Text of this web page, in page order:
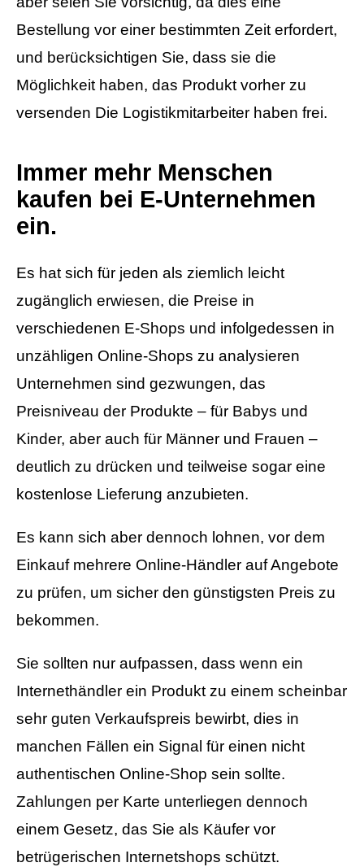
Bestellung vor einer bestimmten Zeit erfordert,
und berücksichtigen Sie, dass sie die
Möglichkeit haben, das Produkt vorher zu
versenden Die Logistikmitarbeiter haben frei.
Immer mehr Menschen
kaufen bei E-Unternehmen
ein.
Es hat sich für jeden als ziemlich leicht
zugänglich erwiesen, die Preise in
verschiedenen E-Shops und infolgedessen in
unzähligen Online-Shops zu analysieren
Unternehmen sind gezwungen, das
Preisniveau der Produkte – für Babys und
Kinder, aber auch für Männer und Frauen –
deutlich zu drücken und teilweise sogar eine
kostenlose Lieferung anzubieten.
Es kann sich aber dennoch lohnen, vor dem
Einkauf mehrere Online-Händler auf Angebote
zu prüfen, um sicher den günstigsten Preis zu
bekommen.
Sie sollten nur aufpassen, dass wenn ein
Internethändler ein Produkt zu einem scheinbar
sehr guten Verkaufspreis bewirbt, dies in
manchen Fällen ein Signal für einen nicht
authentischen Online-Shop sein sollte.
Zahlungen per Karte unterliegen dennoch
einem Gesetz, das Sie als Käufer vor
betrügerischen Internetshops schützt.